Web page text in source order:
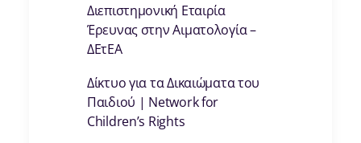
Διεπιστημονική Εταιρία
Έρευνας στην Αιματολογία –
ΔΕτΕΑ
Δίκτυο για τα Δικαιώματα του
Παιδιού | Network for
Children’s Rights